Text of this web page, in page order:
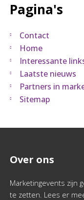
Pagina's
Contact
Home
Interessante
Laatste nieuws
Partners in
Sitemap
Over ons
Marketingevents zijn
te zetten. Lees er